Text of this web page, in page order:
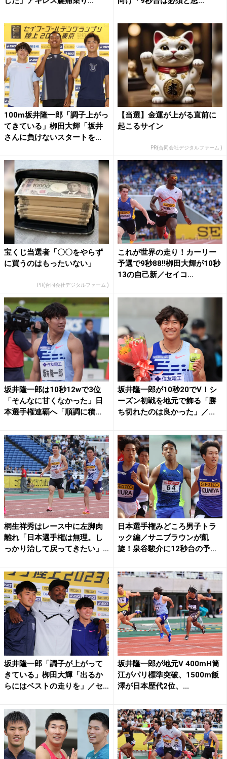
100m坂井隆一郎「調子上がっ
てきている」栁田大輝「坂井
さんに負けないスタートを...
【当選】金運が上がる直前に
起こるサイン
PR(合同会社デジタルファーム )
宝くじ当選者「〇〇をやらず
に買うのはもったいない」
PR(合同会社デジタルファーム )
これが世界の走り！カーリー
予選で9秒88!!栁田大輝が10秒
13の自己新／セイコ...
坂井隆一郎は10秒12wで3位
「そんなに甘くなかった」日
本選手権連覇へ「順調に積...
坂井隆一郎が10秒20でV！シ
ーズン初戦を地元で飾る「勝
ち切れたのは良かった」／...
桐生祥秀はレース中に左脚肉
離れ「日本選手権は無理。し
っかり治して戻ってきたい」
日本選手権みどころ男子トラ
ック編／サニブラウンが凱
旋！泉谷駿介に12秒台の予
坂井隆一郎「調子が上がって
きている」栁田大輝「出るか
らにはベストの走りを」／セ
坂井隆一郎が地元V 400mH筒
江がパリ標準突破、1500m飯
澤が日本歴代2位、...